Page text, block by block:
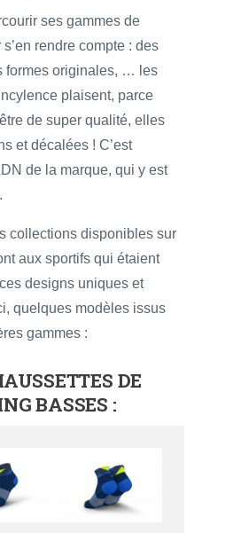
ses gammes de
rendre compte : des
formes originales, … les
plaisent, parce
de super qualité, elles
et décalées ! C’est
de la marque, qui y est
collections disponibles sur
aux sportifs qui étaient
designs uniques et
quelques modèles issus
gammes :
DE
BASSES :